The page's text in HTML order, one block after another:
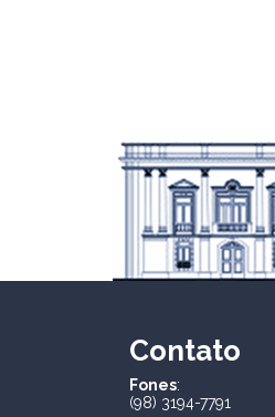
Contato
Fones:
(98) 3194-7791